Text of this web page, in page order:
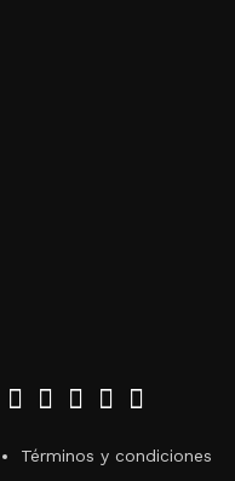
Términos y condiciones